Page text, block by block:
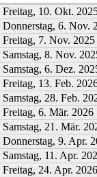
Freitag, 10. Okt.
Donnerstag, 6. Nov.
Freitag, 7. Nov. 2025
Samstag, 8. Nov.
Samstag, 6. Dez.
Freitag, 13. Feb.
Samstag, 28. Feb.
Freitag, 6. Mär. 2026
Samstag, 21. Mär.
Donnerstag, 9. Apr.
Samstag, 11. Apr.
Freitag, 24. Apr. 2026